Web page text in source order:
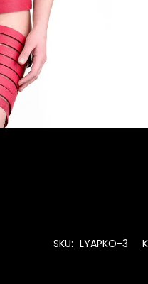
SKU: LYAPKO-3